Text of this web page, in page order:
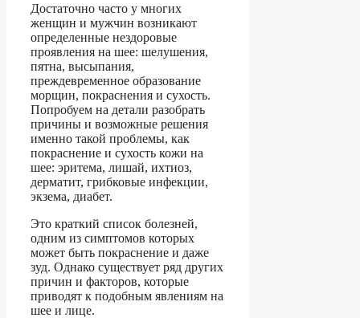
Достаточно часто у многих
женщин и мужчин возникают
определенные нездоровые
проявления на шее: шелушения,
пятна, высыпания,
преждевременное образование
морщин, покраснения и сухость.
Попробуем на детали разобрать
причины и возможные решения
именно такой проблемы, как
покраснение и сухость кожи на
шее: эритема, лишай, ихтиоз,
дерматит, грибковые инфекции,
экзема, диабет.
Это краткий список болезней,
одним из симптомов которых
может быть покраснение и даже
зуд. Однако существует ряд других
причин и факторов, которые
приводят к подобным явлениям на
шее и лице.